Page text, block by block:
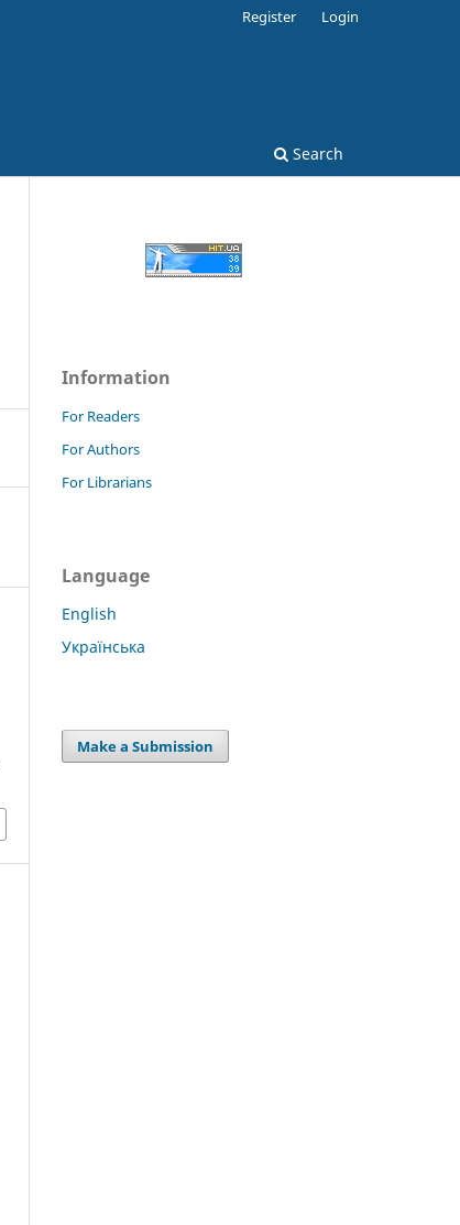
Search
Register Login
Information
For Readers
For Authors
For Librarians
Language
English
Українська
Make a Submission